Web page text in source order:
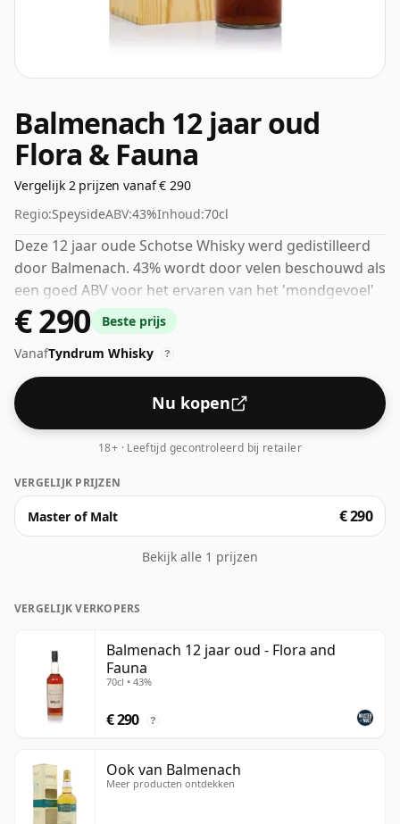
Balmenach 12 jaar oud
Flora & Fauna
Vergelijk 2 prijzen vanaf € 290
Regio:SpeysideABV:43%Inhoud:70cl
Deze 12 jaar oude Schotse Whisky werd gedistilleerd
door Balmenach. 43% wordt door velen beschouwd als
een goed ABV voor het ervaren van het 'mondgevoel'
en de volle smaak van whisky.
€ 290
Beste prijs
VanafTyndrum Whisky ?
Nu kopen
18+ · Leeftijd gecontroleerd bij retailer
VERGELIJK PRIJZEN
Master of Malt € 290
Bekijk alle 1 prijzen
VERGELIJK VERKOPERS
Balmenach 12 jaar oud - Flora and
Fauna
70cl • 43%
€ 290 ?
Ook van Balmenach
Meer producten ontdekken